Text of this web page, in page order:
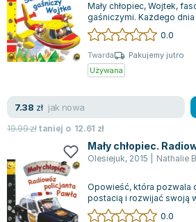
Zygmunt Freud
Agata Passent
Michel Moran
Katarzyna Miller
Antoine de Saint Exupery
Mark Twain
Marcin Meller
Paulina Młynarska
ks. Piotr Pawlukiewicz
Mały chłopiec, Wojtek,
gaśniczymi. Każdego
obserwuje ich przeloty
0.0
Twarda
Pakujemy jutro
Używana
7.38 zł jak nowa
19.99złtaniej o 12.61 zł
Mały chłopiec.
Olesiejuk, 2015 Nathalie
Opowieść, która pozwala
postacią i rozwijać swoją
ilustrowana książeczka
0.0